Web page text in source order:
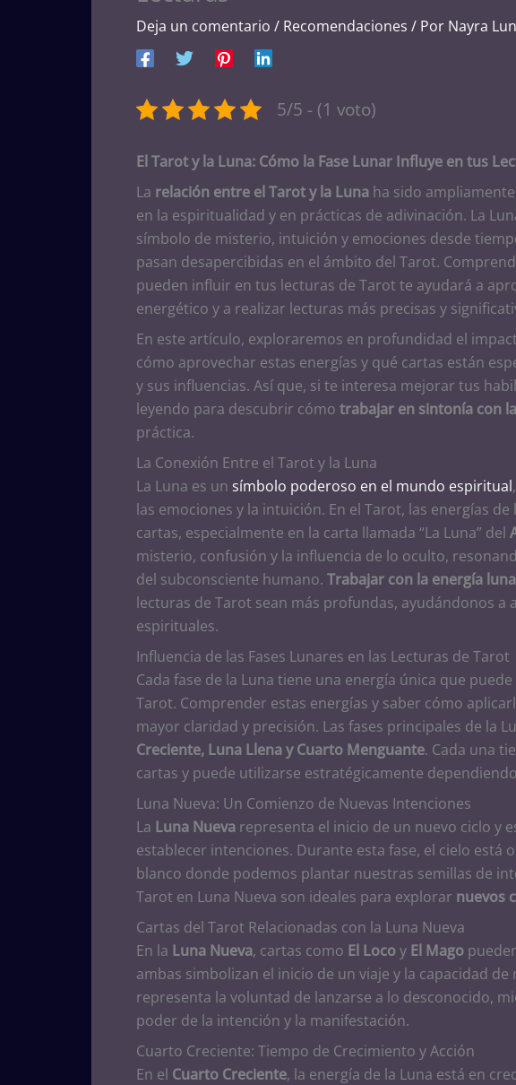
Deja un comentario / Recomendaciones / Por Nayra
5/5 - (1 voto)
El Tarot y la Luna: Cómo la Fase Lunar Influye en tus
La relación entre el Tarot y la Luna ha sido
en la espiritualidad y en prácticas de adivinación. La
símbolo de misterio, intuición y emociones desde
pasan desapercibidas en el ámbito del Tarot.
pueden influir en tus lecturas de Tarot te ayudará a
energético y a realizar lecturas más precisas y
En este artículo, exploraremos en profundidad el
cómo aprovechar estas energías y qué cartas están
y sus influencias. Así que, si te interesa mejorar tus
leyendo para descubrir cómo trabajar en sintonía con
práctica.
La Conexión Entre el Tarot y la Luna
La Luna es un símbolo poderoso en el mundo espiritual
las emociones y la intuición. En el Tarot, las energías
cartas, especialmente en la carta llamada “La Luna” del
misterio, confusión y la influencia de lo oculto,
del subconsciente humano. Trabajar con la energía
lecturas de Tarot sean más profundas, ayudándonos a
espirituales.
Influencia de las Fases Lunares en las Lecturas de Tarot
Cada fase de la Luna tiene una energía única que
Tarot. Comprender estas energías y saber cómo
mayor claridad y precisión. Las fases principales de la
Creciente, Luna Llena y Cuarto Menguante. Cada una
cartas y puede utilizarse estratégicamente
Luna Nueva: Un Comienzo de Nuevas Intenciones
La Luna Nueva representa el inicio de un nuevo ciclo y
establecer intenciones. Durante esta fase, el cielo está
blanco donde podemos plantar nuestras semillas de
Tarot en Luna Nueva son ideales para explorar nuevos
Cartas del Tarot Relacionadas con la Luna Nueva
En la Luna Nueva, cartas como El Locoy El Mago
ambas simbolizan el inicio de un viaje y la capacidad
representa la voluntad de lanzarse a lo desconocido,
poder de la intención y la manifestación.
Cuarto Creciente: Tiempo de Crecimiento y Acción
En el Cuarto Creciente, la energía de la Luna está en